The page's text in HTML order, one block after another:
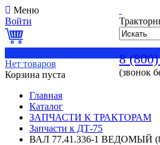
8
(звонок
Меню
Войти
Нет товаров
Корзина пуста
Главная
Каталог
ЗАПЧАСТИ К ТРАКТОРАМ
Запчасти к ДТ-75
ВАЛ 77.41.336-1 ВЕДОМЫЙ